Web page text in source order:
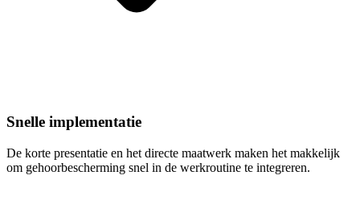
Snelle implementatie
De korte presentatie en het directe maatwerk maken het makkelijk
om gehoorbescherming snel in de werkroutine te integreren.